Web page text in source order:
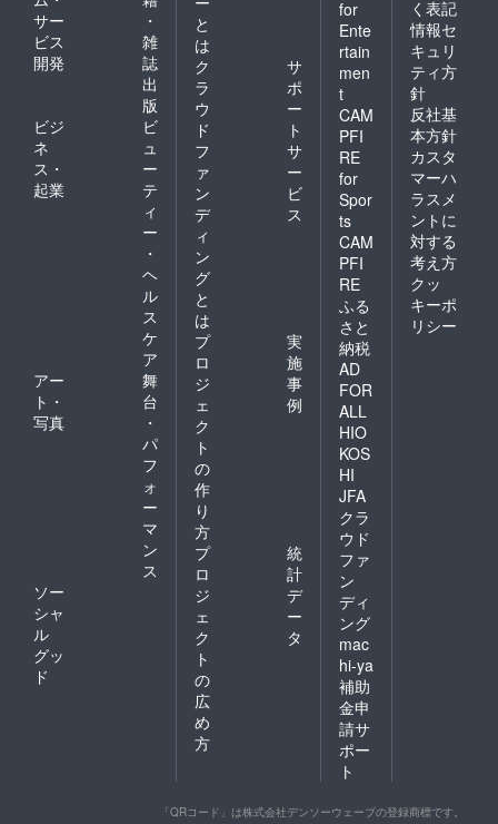
キリがないし馬鹿にしてく
る人、悪口を言ってくる人
沢山います。それが悪意が
ない場合だってある。心配
から生じるアドバイスが、
このような形になる場合も
あると思います。そんな
時、行動したい、してみた
いそう思うんなら、飛び込
んでみてください。飛び込
んだ後に、軌道修正してい
きましょう無理にまっすぐ
な道を作ろうとしなくて大
丈夫だと思います。僕なん
てぐっちゃぐちゃだ。やり
たいことは足を動かせば増
えて当然だし、選択肢だっ
て増えて当然、悩んで当然
です。まず歩き出してみて
ほしいです。その最初の一
歩がものすごく難しいので
あれば私を頼ってくださ
い。わたしは成功者でも何
でもない。ただの凡人で
サー
ビス
開発
・
雑
誌
出
版
ビジ
ネ
ス・
起業
ビ
ュ
ー
テ
ィ
ー
・
ヘ
ル
ス
ケ
ア
アー
ト・
写真
舞
台
・
パ
フ
ォ
ー
マ
ン
ス
ソー
シャ
ル
グッ
ド
と
は
ク
ラ
ウ
ド
フ
ァ
ン
デ
ィ
ン
グ
と
は
サ
ポ
ー
ト
サ
ー
ビ
ス
プ
ロ
ジ
ェ
ク
ト
の
作
り
方
実
施
事
例
プ
ロ
ジ
ェ
ク
ト
の
広
め
方
統
計
デ
ー
タ
for
Ente
rtain
men
t
CAM
PFI
RE
for
Spor
ts
CAM
PFI
RE
ふる
さと
納税
AD
FOR
ALL
HIO
KOS
HI
JFA
クラ
ウド
ファ
ン
ディ
ング
mac
hi-ya
補助
金申
請サ
ポー
ト
く表記
情報セ
キュリ
ティ方
針
反社基
本方針
カスタ
マーハ
ラスメ
ントに
対する
考え方
クッ
キーポ
リシー
「QRコード」は株式会社デンソーウェーブの登録商標です。